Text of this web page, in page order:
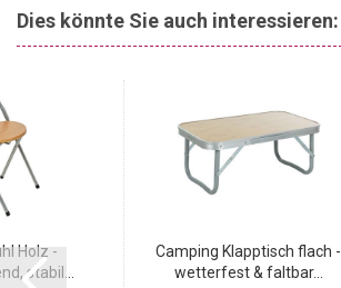
Dies könnte Sie auch interessieren:
Holz -
stabil...
Camping Klapptisch flach -
wetterfest & faltbar...